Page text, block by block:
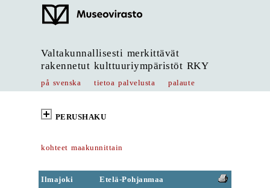
Valtakunnallisesti merkittävät
rakennetut kulttuuriympäristöt RKY
på svenska tietoa palvelusta palaute
PERUSHAKU
kohteet maakunnittain
Ilmajoki Etelä-Pohjanmaa